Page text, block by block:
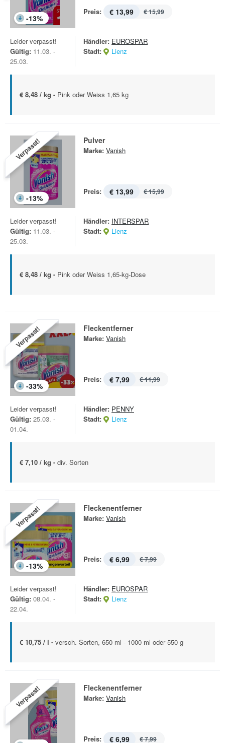
-13%
Preis: € 13,99 € 15,99
Leider verpasst!
Gültig: 11.03. -
25.03.
Händler: EUROSPAR
Stadt:
Lienz
€ 8,48 / kg - Pink oder Weiss 1,65 kg
Verpasst!
-13%
Pulver
Marke: Vanish
Preis: € 13,99 € 15,99
Leider verpasst!
Gültig: 11.03. -
25.03.
Händler: INTERSPAR
Stadt:
Lienz
€ 8,48 / kg - Pink oder Weiss 1,65-kg-Dose
Verpasst!
-33%
Fleckentferner
Marke: Vanish
Preis: € 7,99 € 11,99
Leider verpasst!
Gültig: 25.03. -
01.04.
Händler: PENNY
Stadt:
Lienz
€ 7,10 / kg - div. Sorten
Verpasst!
-13%
Fleckenentferner
Marke: Vanish
Preis: € 6,99 € 7,99
Leider verpasst!
Gültig: 08.04. -
22.04.
Händler: EUROSPAR
Stadt:
Lienz
€ 10,75 / l - versch. Sorten, 650 ml - 1000 ml oder 550 g
Verpasst! Fleckenentferner
Marke: Vanish
Preis: € 6,99 € 7,99